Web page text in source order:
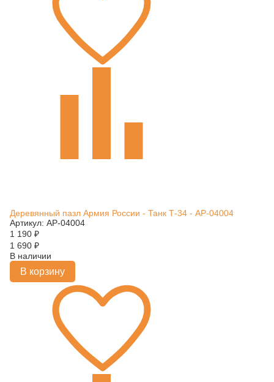
Деревянный пазл Армия России - Танк Т-34 - АР-04004
Артикул: АР-04004
1 190 ₽
1 690 ₽
В наличии
В корзину